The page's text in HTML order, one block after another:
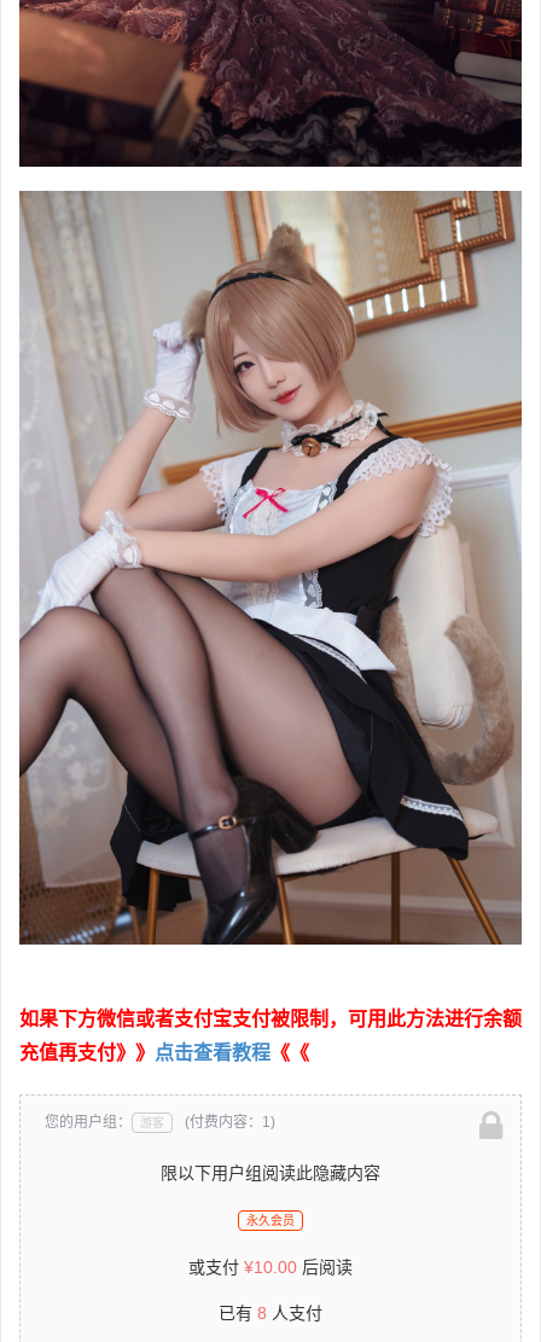
如果下方微信或者支付宝支付被限制，可用此方法进行余额
充值再支付》》 点击查看教程 《《
您的用户组： 游客 (付费内容：1)
限以下用户组阅读此隐藏内容
永久会员
或支付 ¥10.00 后阅读
已有 8 人支付